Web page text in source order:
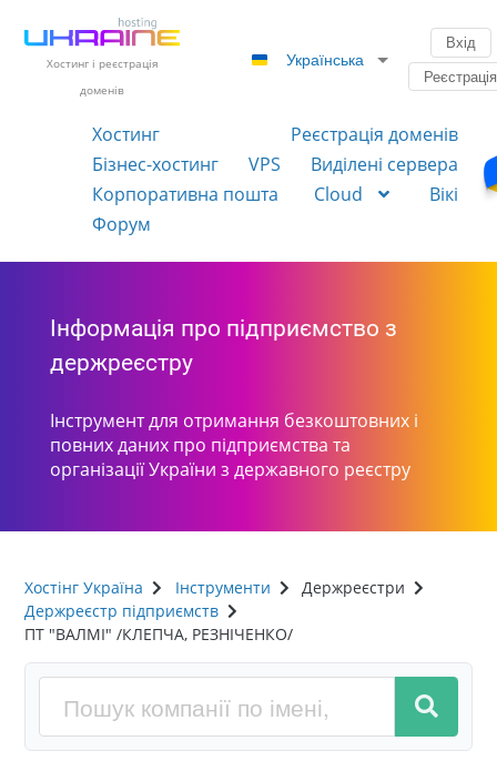
Хостинг і реєстрація
доменів
Українська
Вхід
Реєстрація
Хостинг
Реєстрація доменів
Бізнес-хостинг
VPS
Виділені сервера
Корпоративна пошта
Cloud
Вікі
Форум
Інформація про підприємство з
держреєстру
Інструмент для отримання безкоштовних і
повних даних про підприємства та
організації України з державного реєстру
Хостінг Україна Інструменти
Держреєстри
Держреєстр підприємств
ПТ "ВАЛМІ" /КЛЕПЧА, РЕЗНІЧЕНКО/